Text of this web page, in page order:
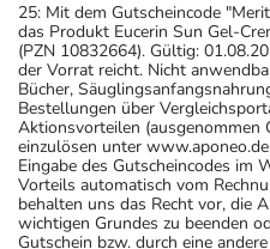
25: Mit dem Gutscheincode
das Produkt Eucerin Sun Gel-
(PZN 10832664). Gültig:
der Vorrat reicht. Nicht
Bücher,
Bestellungen über
Aktionsvorteilen (ausgenommen
einzulösen unter
Eingabe des Gutscheincodes im
Vorteils automatisch vom
behalten uns das Recht vor, die
wichtigen Grundes zu beenden
Gutschein bzw. durch eine